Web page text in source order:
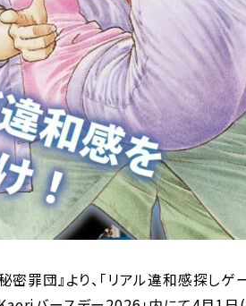
密罪団』より、「リアル違和感探し